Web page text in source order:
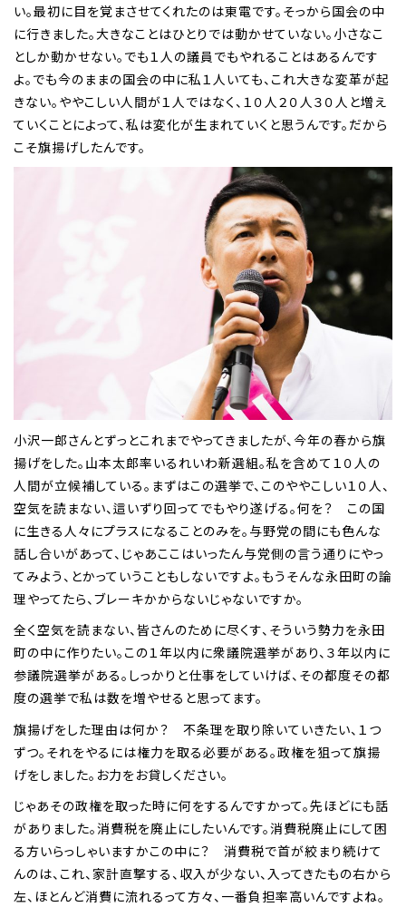
い。最初に目を覚まさせてくれたのは東電です。そっから国会の中
に行きました。大きなことはひとりでは動かせていない。小さなこ
としか動かせない。でも１人の議員でもやれることはあるんです
よ。でも今のままの国会の中に私１人いても、これ大きな変革が起
きない。ややこしい人間が１人ではなく、１０人２０人３０人と増え
ていくことによって、私は変化が生まれていくと思うんです。だから
こそ旗揚げしたんです。
小沢一郎さんとずっとこれまでやってきましたが、今年の春から旗
揚げをした。山本太郎率いるれいわ新選組。私を含めて１０人の
人間が立候補している。まずはこの選挙で、このややこしい１０人、
空気を読まない、這いずり回ってでもやり遂げる。何を？ この国
に生きる人々にプラスになることのみを。与野党の間にも色んな
話し合いがあって、じゃあここはいったん与党側の言う通りにやっ
てみよう、とかっていうこともしないですよ。もうそんな永田町の論
理やってたら、ブレーキかからないじゃないですか。
全く空気を読まない、皆さんのために尽くす、そういう勢力を永田
町の中に作りたい。この１年以内に衆議院選挙があり、３年以内に
参議院選挙がある。しっかりと仕事をしていけば、その都度その都
度の選挙で私は数を増やせると思ってます。
旗揚げをした理由は何か？ 不条理を取り除いていきたい、１つ
ずつ。それをやるには権力を取る必要がある。政権を狙って旗揚
げをしました。お力をお貸しください。
じゃあその政権を取った時に何をするんですかって。先ほどにも話
がありました。消費税を廃止にしたいんです。消費税廃止にして困
る方いらっしゃいますかこの中に？ 消費税で首が絞まり続けて
んのは、これ、家計直撃する、収入が少ない、入ってきたもの右から
左、ほとんど消費に流れるって方々、一番負担率高いんですよね。